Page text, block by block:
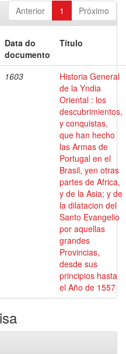
Anterior 1 Próximo
Data do
documento
Título
1603
Historia General
de la Yndia
Oriental : los
descubrimientos,
y conquistas,
que han hecho
las Armas de
Portugal en el
Brasil, yen otras
partes de Africa,
y de la Asia; y de
la dilatacion del
Santo Evangelio
por aquellas
grandes
Provincias,
desde sus
principios hasta
el Año de 1557